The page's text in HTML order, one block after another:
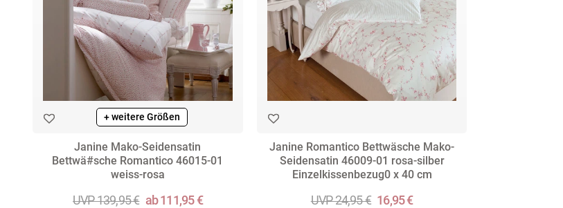
+ weitere Größen
Janine Mako-Seidensatin
Bettwä#sche Romantico 46015-01
weiss-rosa
UVP 139,95 € ab 111,95 €
Janine Romantico Bettwäsche Mako-
Seidensatin 46009-01 rosa-silber
Einzelkissenbezug0 x 40 cm
UVP 24,95 € 16,95 €